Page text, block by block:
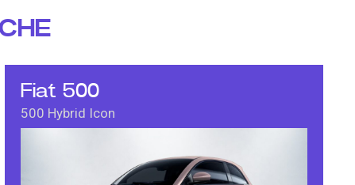
Fiat 500
500 Hybrid Icon